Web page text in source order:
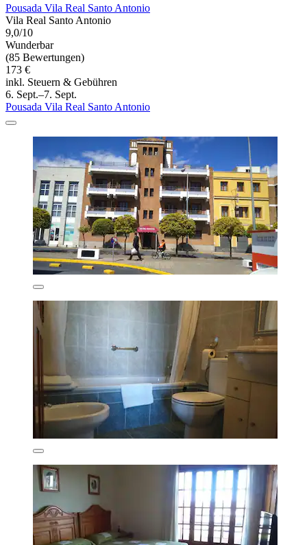
Pousada Vila Real Santo Antonio
Vila Real Santo Antonio
9,0/10
Wunderbar
(85 Bewertungen)
173 €
inkl. Steuern & Gebühren
6. Sept.–7. Sept.
Pousada Vila Real Santo Antonio